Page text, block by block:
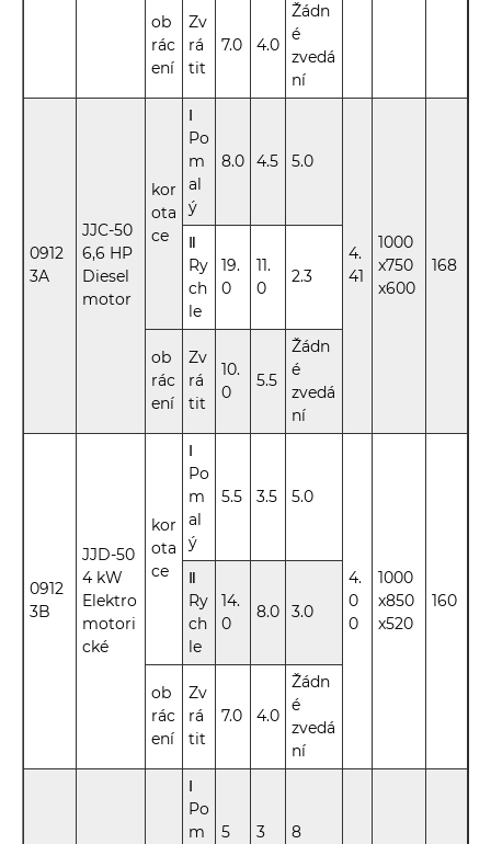
ob
rác
ení
Zv
rá
tit
7.0 4.0
Žádn
é
zvedá
ní
0912
3A
JJC-50
6,6 HP
Diesel
motor
kor
ota
ce
Ⅰ
Po
m
al
ý
8.0 4.5 5.0
4.
41
1000
x750
x600
168
Ⅱ
Ry
ch
le
19.
0
11.
0
2.3
ob
rác
ení
Zv
rá
tit
10.
0
5.5
Žádn
é
zvedá
ní
0912
3B
JJD-50
4 kW
Elektro
motori
cké
kor
ota
ce
Ⅰ
Po
m
al
ý
5.5 3.5 5.0
4.
0
0
1000
x850
x520
160
Ⅱ
Ry
ch
le
14.
0
8.0 3.0
ob
rác
ení
Zv
rá
tit
7.0 4.0
Žádn
é
zvedá
ní
Ⅰ
Po
m
5 3 8